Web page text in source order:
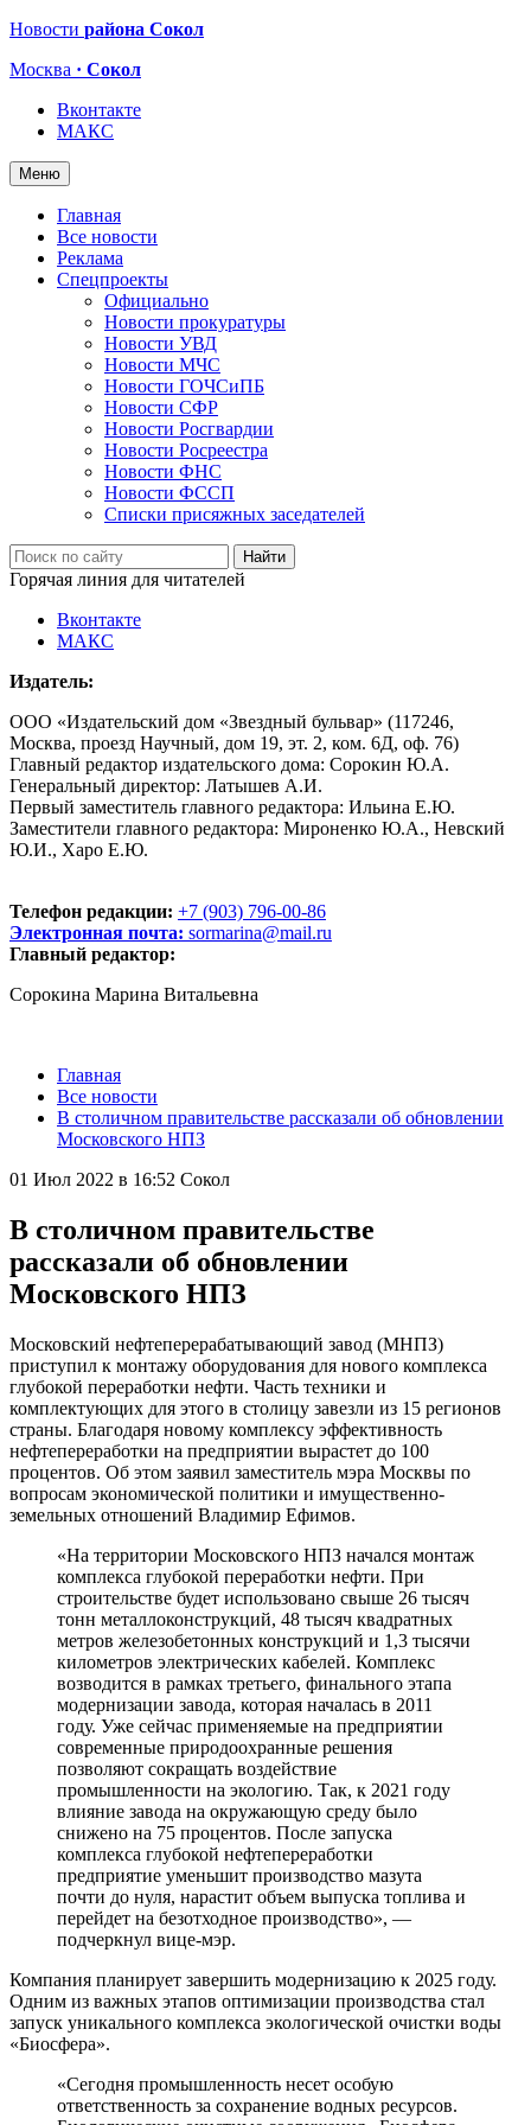
Новости района Сокол
Москва · Сокол
Вконтакте
МАКС
Меню
Главная
Все новости
Реклама
Спецпроекты
Официально
Новости прокуратуры
Новости УВД
Новости МЧС
Новости ГОЧСиПБ
Новости СФР
Новости Росгвардии
Новости Росреестра
Новости ФНС
Новости ФССП
Списки присяжных заседателей
Горячая линия для читателей
Вконтакте
МАКС
Издатель:
ООО «Издательский дом «Звездный бульвар» (117246,
Москва, проезд Научный, дом 19, эт. 2, ком. 6Д, оф. 76)
Главный редактор издательского дома: Сорокин Ю.А.
Генеральный директор: Латышев А.И.
Первый заместитель главного редактора: Ильина Е.Ю.
Заместители главного редактора: Мироненко Ю.А., Невский
Ю.И., Харо Е.Ю.
Телефон редакции: +7 (903) 796-00-86
Электронная почта: sormarina@mail.ru
Главный редактор:
Сорокина Марина Витальевна
Главная
Все новости
В столичном правительстве рассказали об обновлении
Московского НПЗ
01 Июл 2022 в 16:52 Сокол
В столичном правительстве
рассказали об обновлении
Московского НПЗ
Московский нефтеперерабатывающий завод (МНПЗ)
приступил к монтажу оборудования для нового комплекса
глубокой переработки нефти. Часть техники и
комплектующих для этого в столицу завезли из 15 регионов
страны. Благодаря новому комплексу эффективность
нефтепереработки на предприятии вырастет до 100
процентов. Об этом заявил заместитель мэра Москвы по
вопросам экономической политики и имущественно-
земельных отношений Владимир Ефимов.
«На территории Московского НПЗ начался монтаж
комплекса глубокой переработки нефти. При
строительстве будет использовано свыше 26 тысяч
тонн металлоконструкций, 48 тысяч квадратных
метров железобетонных конструкций и 1,3 тысячи
километров электрических кабелей. Комплекс
возводится в рамках третьего, финального этапа
модернизации завода, которая началась в 2011
году. Уже сейчас применяемые на предприятии
современные природоохранные решения
позволяют сокращать воздействие
промышленности на экологию. Так, к 2021 году
влияние завода на окружающую среду было
снижено на 75 процентов. После запуска
комплекса глубокой нефтепереработки
предприятие уменьшит производство мазута
почти до нуля, нарастит объем выпуска топлива и
перейдет на безотходное производство», —
подчеркнул вице-мэр.
Компания планирует завершить модернизацию к 2025 году.
Одним из важных этапов оптимизации производства стал
запуск уникального комплекса экологической очистки воды
«Биосфера».
«Сегодня промышленность несет особую
ответственность за сохранение водных ресурсов.